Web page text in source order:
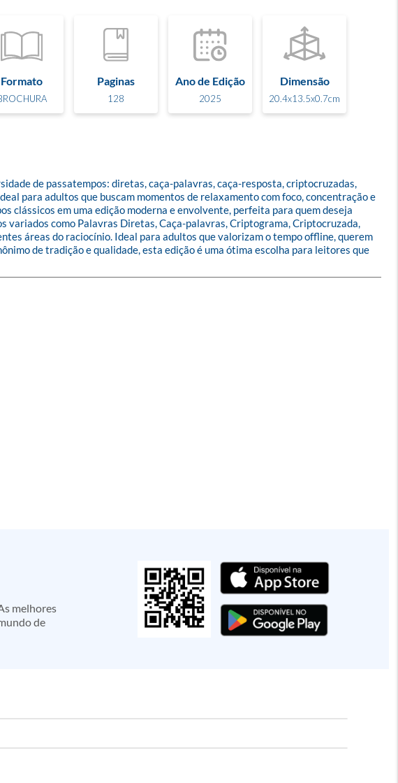
Formato Paginas
128
Ano de Edição
2025
Dimensão
20.4x13.5x0.7cm
de passatempos: diretas, caça-palavras, caça-resposta, criptocruzadas,
para adultos que buscam momentos de relaxamento com foco, concentração e
clássicos em uma edição moderna e envolvente, perfeita para quem deseja
variados como Palavras Diretas, Caça-palavras, Criptograma, Criptocruzada,
áreas do raciocínio. Ideal para adultos que valorizam o tempo offline, querem
de tradição e qualidade, esta edição é uma ótima escolha para leitores que
melhores
de